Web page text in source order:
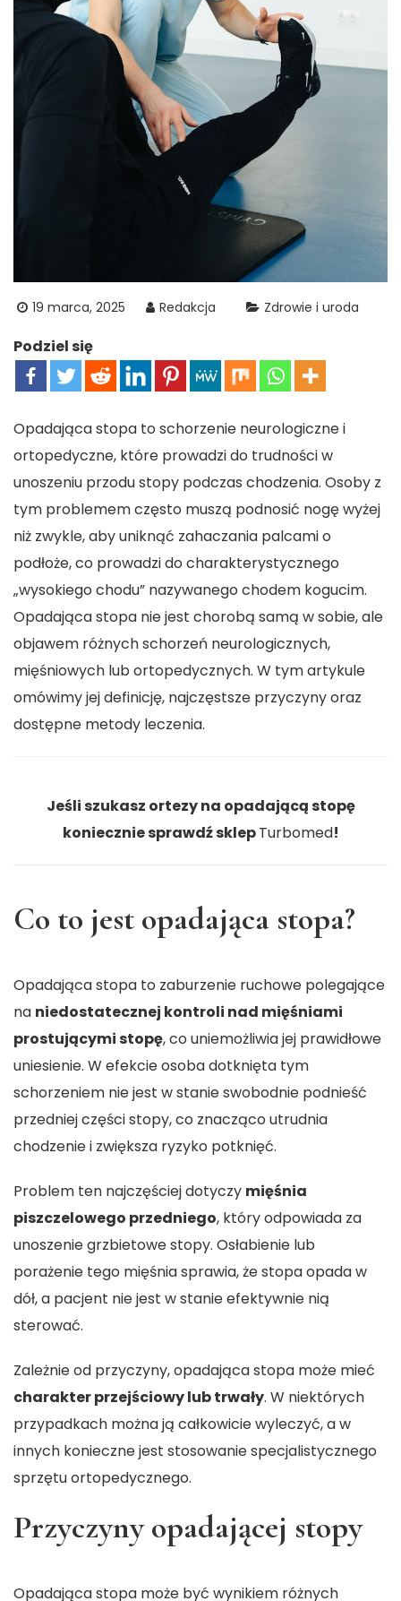
19 marca, 2025 Redakcja Zdrowie i uroda
Podziel się
Opadająca stopa to schorzenie neurologiczne i
ortopedyczne, które prowadzi do trudności w
unoszeniu przodu stopy podczas chodzenia. Osoby z
tym problemem często muszą podnosić nogę wyżej
niż zwykle, aby uniknąć zahaczania palcami o
podłoże, co prowadzi do charakterystycznego
„wysokiego chodu” nazywanego chodem kogucim.
Opadająca stopa nie jest chorobą samą w sobie, ale
objawem różnych schorzeń neurologicznych,
mięśniowych lub ortopedycznych. W tym artykule
omówimy jej definicję, najczęstsze przyczyny oraz
dostępne metody leczenia.
Jeśli szukasz ortezy na opadającą stopę
koniecznie sprawdź sklepTurbomed!
Co to jest opadająca stopa?
Opadająca stopa to zaburzenie ruchowe polegające
na niedostatecznej kontroli nad mięśniami
prostującymi stopę, co uniemożliwia jej prawidłowe
uniesienie. W efekcie osoba dotknięta tym
schorzeniem nie jest w stanie swobodnie podnieść
przedniej części stopy, co znacząco utrudnia
chodzenie i zwiększa ryzyko potknięć.
Problem ten najczęściej dotyczy mięśnia
piszczelowego przedniego, który odpowiada za
unoszenie grzbietowe stopy. Osłabienie lub
porażenie tego mięśnia sprawia, że stopa opada w
dół, a pacjent nie jest w stanie efektywnie nią
sterować.
Zależnie od przyczyny, opadająca stopa może mieć
charakter przejściowy lub trwały. W niektórych
przypadkach można ją całkowicie wyleczyć, a w
innych konieczne jest stosowanie specjalistycznego
sprzętu ortopedycznego.
Przyczyny opadającej stopy
Opadająca stopa może być wynikiem różnych